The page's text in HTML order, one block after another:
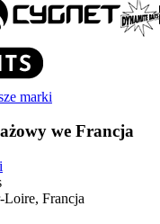
marki
we Francja
Francja